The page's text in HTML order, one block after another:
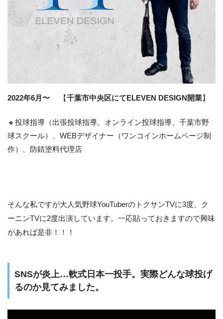
2022年6月〜 【千葉市中央区にてELEVEN DESIGN開業】
🔸投球指導（出張投球指導、オンライン投球指導、千葉市野
球スクール）、WEBデザイナー（ワンコインホームページ制
作）、防錆塗料代理店
そんな私ですが大人気野球YouTuberのトクサンTVに3度、ク
ーニンTVに2度出演しています。一応貼っておきますので興味
があれば是非！！！
SNSが炎上…軟式日本一投手。実際どんな球投げ
るのか見てみました。